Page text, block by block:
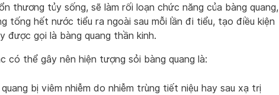
thương tủy sống, sẽ làm rối loạn chức năng của bàng quang,
tống hết nước tiểu ra ngoài sau mỗi lần đi tiểu, tạo điều kiện
được gọi là bàng quang thần kinh.
có thể gây nên hiện tượng sỏi bàng quang là:
quang bị viêm nhiễm do nhiễm trùng tiết niệu hay sau xạ trị